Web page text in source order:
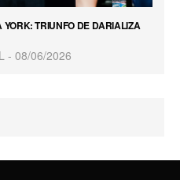
TRIUNFO DE DARIALIZA
08/06/2026